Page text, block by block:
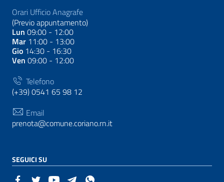
Orari Ufficio Anagrafe
(Previo appuntamento)
Lun 09:00 - 12:00
Mar 11:00 - 13:00
Gio 14:30 - 16:30
Ven 09:00 - 12:00
Telefono
(+39) 0541 65 98 12
Email
prenota@comune.coriano.rn.it
SEGUICI SU